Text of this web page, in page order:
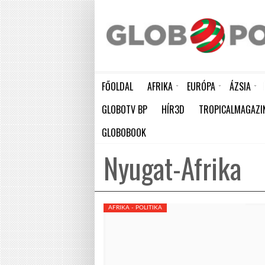
FŐOLDAL AFRIKA EURÓPA ÁZSIA
GLOBOTV BP HÍR3D
GLOBOBOOK
Nyugat-Afrika
AFRIKA - POLITIKA